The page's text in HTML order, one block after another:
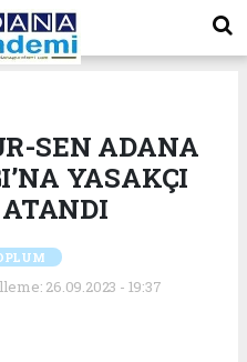
SEN ADANA
YASAKÇI
26.09.2023 - 19:37